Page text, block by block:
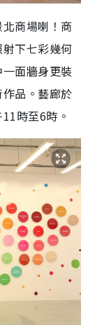
商場喇！商
下七彩幾何
面牆身更裝
品。藝廊於
時至6時。